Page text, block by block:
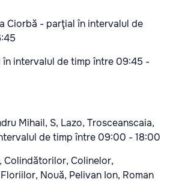
Ciorbă - parţial în intervalul de
intervalul de timp între 09:45 -
Mihail, S, Lazo, Trosceanscaia,
de timp între 09:00 - 18:00
Colindătorilor, Colinelor,
Nouă, Pelivan Ion, Roman